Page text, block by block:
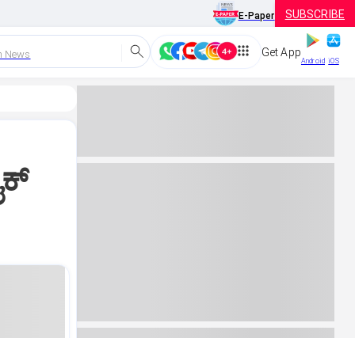
E-Paper SUBSCRIBE
News Get App
Android iOS